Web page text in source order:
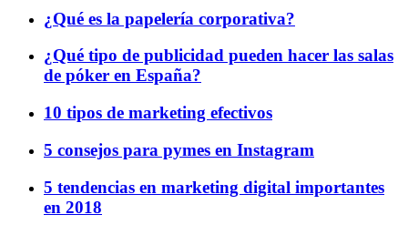
¿Qué es la papelería corporativa?
¿Qué tipo de publicidad pueden hacer las salas
de póker en España?
10 tipos de marketing efectivos
5 consejos para pymes en Instagram
5 tendencias en marketing digital importantes
en 2018